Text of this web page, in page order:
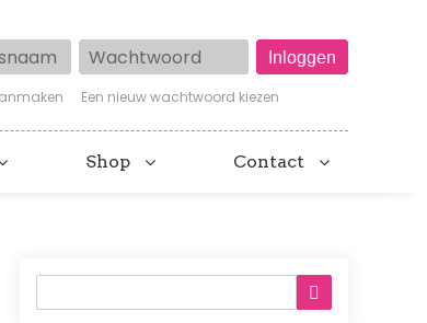
Wachtwoord
Een nieuw wachtwoord kiezen
Shop Contact